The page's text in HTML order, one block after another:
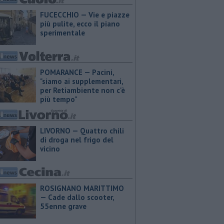
FUCECCHIO — Vie e piazze
più pulite, ecco il piano
sperimentale
POMARANCE — Pacini,
"siamo ai supplementari,
per Retiambiente non c'è
più tempo"
LIVORNO — Quattro chili
di droga nel frigo del
vicino
ROSIGNANO MARITTIMO
— Cade dallo scooter,
55enne grave